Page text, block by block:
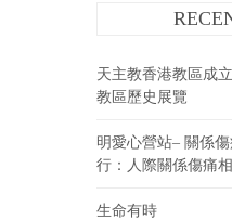
天主教香港教區成
教區歷史展覽
明愛心營站– 關係
行：人際關係傷痛相
生命有時